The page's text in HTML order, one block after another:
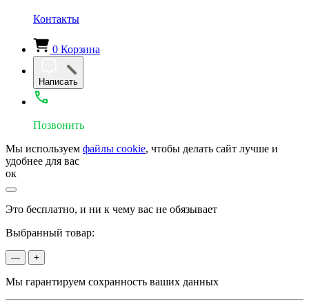
Контакты
0 Корзина
Написать
Позвонить
Мы используем файлы cookie, чтобы делать сайт лучше и
удобнее для вас
ок
Это бесплатно, и ни к чему вас не обязывает
Выбранный товар:
— +
Мы гарантируем сохранность ваших данных